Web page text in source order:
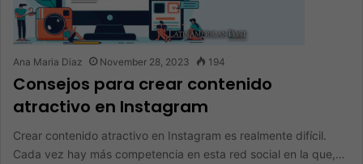
Ana Maria Diaz November 28, 2023 194
Consejos para crear contenido
atractivo en Instagram
Crear contenido atractivo en Instagram es realmente difícil.
Cada vez hay más competencia en esta red social en la que,…